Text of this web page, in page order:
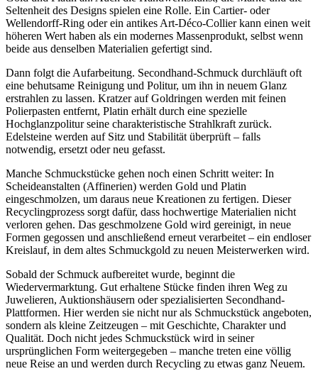
Seltenheit des Designs spielen eine Rolle. Ein Cartier- oder
Wellendorff-Ring oder ein antikes Art-Déco-Collier kann einen weit
höheren Wert haben als ein modernes Massenprodukt, selbst wenn
beide aus denselben Materialien gefertigt sind.
Dann folgt die Aufarbeitung. Secondhand-Schmuck durchläuft oft
eine behutsame Reinigung und Politur, um ihn in neuem Glanz
erstrahlen zu lassen. Kratzer auf Goldringen werden mit feinen
Polierpasten entfernt, Platin erhält durch eine spezielle
Hochglanzpolitur seine charakteristische Strahlkraft zurück.
Edelsteine werden auf Sitz und Stabilität überprüft – falls
notwendig, ersetzt oder neu gefasst.
Manche Schmuckstücke gehen noch einen Schritt weiter: In
Scheideanstalten (Affinerien) werden Gold und Platin
eingeschmolzen, um daraus neue Kreationen zu fertigen. Dieser
Recyclingprozess sorgt dafür, dass hochwertige Materialien nicht
verloren gehen. Das geschmolzene Gold wird gereinigt, in neue
Formen gegossen und anschließend erneut verarbeitet – ein endloser
Kreislauf, in dem altes Schmuckgold zu neuen Meisterwerken wird.
Sobald der Schmuck aufbereitet wurde, beginnt die
Wiedervermarktung. Gut erhaltene Stücke finden ihren Weg zu
Juwelieren, Auktionshäusern oder spezialisierten Secondhand-
Plattformen. Hier werden sie nicht nur als Schmuckstück angeboten,
sondern als kleine Zeitzeugen – mit Geschichte, Charakter und
Qualität. Doch nicht jedes Schmuckstück wird in seiner
ursprünglichen Form weitergegeben – manche treten eine völlig
neue Reise an und werden durch Recycling zu etwas ganz Neuem.